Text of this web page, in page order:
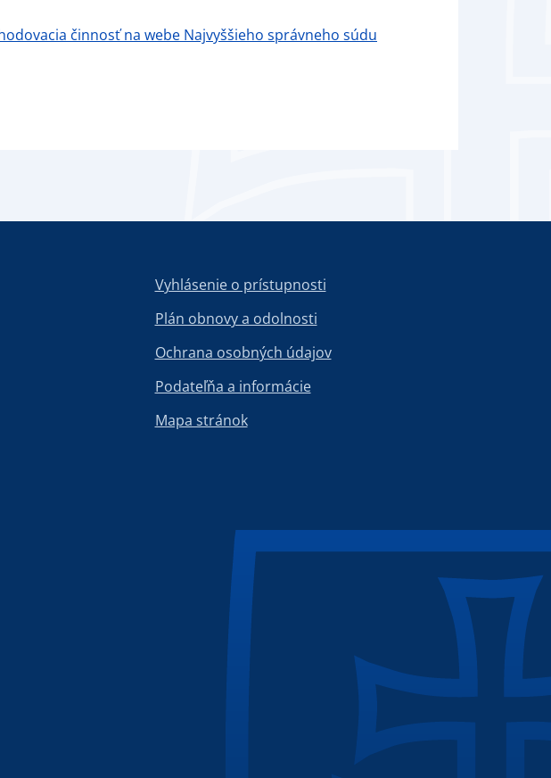
činnosť na webe Najvyššieho správneho súdu
Vyhlásenie o prístupnosti
Plán obnovy a odolnosti
Ochrana osobných údajov
Podateľňa a informácie
Mapa stránok